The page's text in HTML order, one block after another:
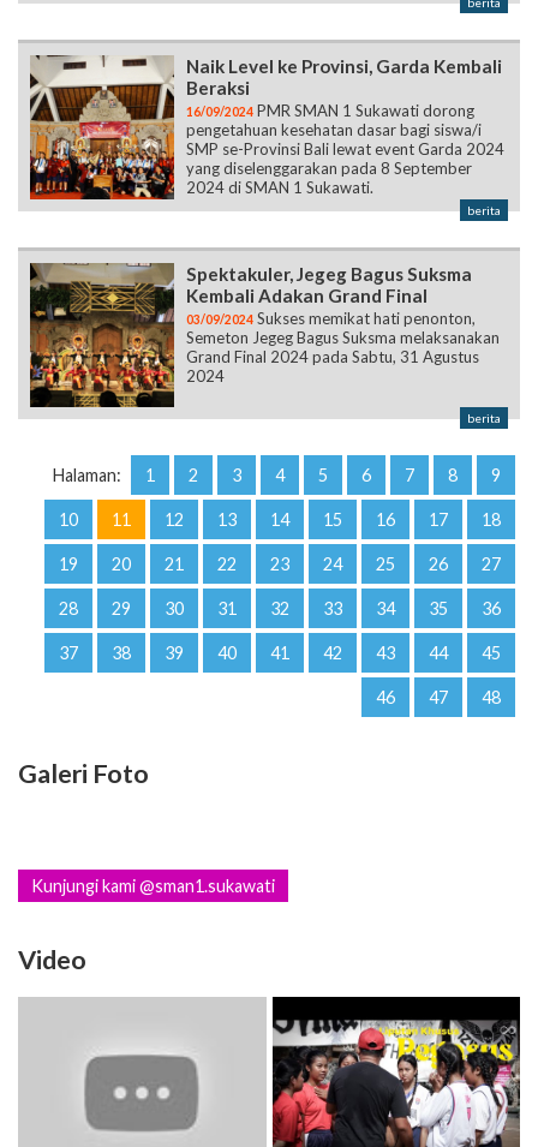
Naik Level ke Provinsi, Garda Kembali
Beraksi
16/09/2024 PMR SMAN 1 Sukawati dorong
pengetahuan kesehatan dasar bagi siswa/i
SMP se-Provinsi Bali lewat event Garda 2024
yang diselenggarakan pada 8 September
2024 di SMAN 1 Sukawati.
berita
Spektakuler, Jegeg Bagus Suksma
Kembali Adakan Grand Final
03/09/2024 Sukses memikat hati penonton,
Semeton Jegeg Bagus Suksma melaksanakan
Grand Final 2024 pada Sabtu, 31 Agustus
2024
berita
Halaman: 1 2 3 4 5 6 7 8 9
10 11 12 13 14 15 16 17 18
19 20 21 22 23 24 25 26 27
28 29 30 31 32 33 34 35 36
37 38 39 40 41 42 43 44 45
46 47 48
Galeri Foto
Kunjungi kami @sman1.sukawati
Video